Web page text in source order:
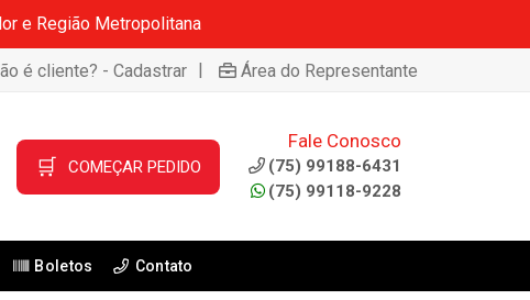
e Região Metropolitana
é cliente? - Cadastrar | Área do Representante
🛒 COMEÇAR PEDIDO
Fale Conosco
(75) 99188-6431
(75) 99118-9228
Boletos Contato